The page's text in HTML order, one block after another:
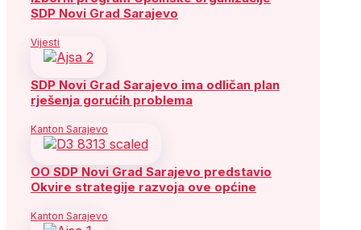
SDP Novi Grad Sarajevo
Vijesti
SDP Novi Grad Sarajevo ima odličan plan
rješenja gorućih problema
Kanton Sarajevo
OO SDP Novi Grad Sarajevo predstavio
Okvire strategije razvoja ove općine
Kanton Sarajevo